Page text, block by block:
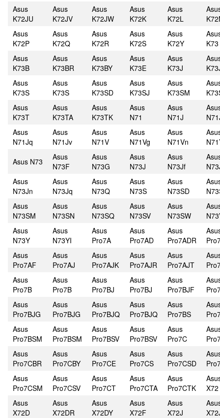
Asus
K72JU
Asus
K72JV
Asus
K72JW
Asus
K72K
Asus
K72L
Asus
K72P
Asus
K72Q
Asus
K72R
Asus
K72S
Asus
K72Y
K73
Asus
K73B
Asus
K73BR
Asus
K73BY
Asus
K73E
Asus
K73J
Asus
K73S
Asus
K73S
Asus
K73SD
Asus
K73SJ
Asus
K73SM
Asus
K73T
Asus
K73TA
Asus
K73TK
Asus
N71
Asus
N71J
Asus
N71Jq
Asus
N71Jv
Asus
N71V
Asus
N71Vg
Asus
N71Vn
Asus N73
Asus
N73F
Asus
N73G
Asus
N73J
Asus
N73Jf
Asus
N73Jn
Asus
N73Jq
Asus
N73Q
Asus
N73S
Asus
N73SD
Asus
N73SM
Asus
N73SN
Asus
N73SQ
Asus
N73SV
Asus
N73SW
Asus
N73Y
Asus
N73YI
Asus
Pro7A
Asus
Pro7AD
Asus
Pro7ADR
Asus
Pro7AF
Asus
Pro7AJ
Asus
Pro7AJK
Asus
Pro7AJR
Asus
Pro7AJT
Asus
Pro7B
Asus
Pro7B
Asus
Pro7BJ
Asus
Pro7BJ
Asus
Pro7BJF
Asus
Pro7BJG
Asus
Pro7BJG
Asus
Pro7BJQ
Asus
Pro7BJQ
Asus
Pro7BS
Asus
Pro7BSM
Asus
Pro7BSM
Asus
Pro7BSV
Asus
Pro7BSV
Asus
Pro7C
Asus
Pro7CBR
Asus
Pro7CBY
Asus
Pro7CE
Asus
Pro7CS
Asus
Pro7CSD
Asus
Pro7CSM
Asus
Pro7CSV
Asus
Pro7CT
Asus
Pro7CTA
Asus
Pro7CTK
X72
Asus
X72D
Asus
X72DR
Asus
X72DY
Asus
X72F
Asus
X72J